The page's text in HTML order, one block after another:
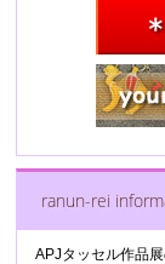
ranun-rei
APJタッセル作品